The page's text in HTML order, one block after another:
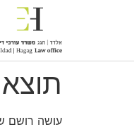
עושה רושם